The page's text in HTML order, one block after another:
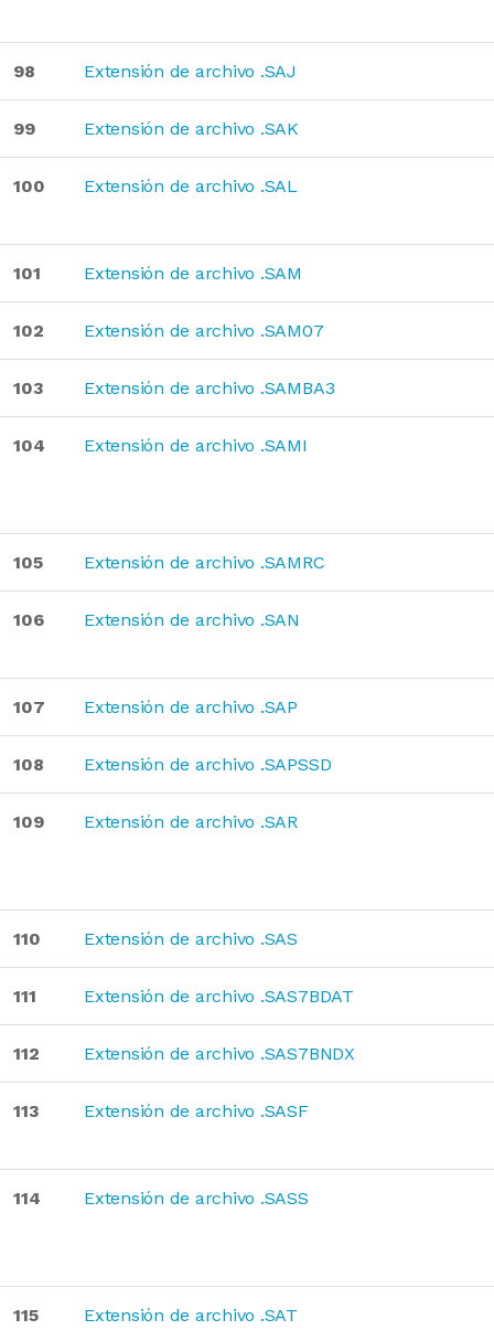
98 Extensión de archivo .SAJ
99 Extensión de archivo .SAK
100 Extensión de archivo .SAL
101 Extensión de archivo .SAM
102 Extensión de archivo .SAM07
103 Extensión de archivo .SAMBA3
104 Extensión de archivo .SAMI
105 Extensión de archivo .SAMRC
106 Extensión de archivo .SAN
107 Extensión de archivo .SAP
108 Extensión de archivo .SAPSSD
109 Extensión de archivo .SAR
110 Extensión de archivo .SAS
111 Extensión de archivo .SAS7BDAT
112 Extensión de archivo .SAS7BNDX
113 Extensión de archivo .SASF
114 Extensión de archivo .SASS
115 Extensión de archivo .SAT